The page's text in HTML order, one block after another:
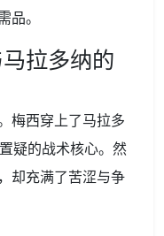
品。
拉多纳的
梅西穿上了马拉多
疑的战术核心。然
却充满了苦涩与争